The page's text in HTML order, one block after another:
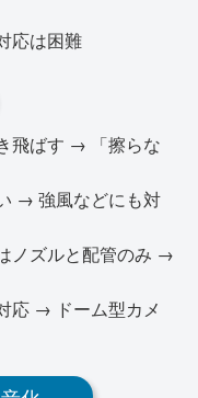
応は困難
飛ばす → 「擦らな
→ 強風などにも対
ノズルと配管のみ →
応 → ドーム型カメ